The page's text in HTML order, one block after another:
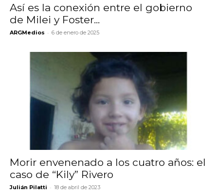
Así es la conexión entre el gobierno
de Milei y Foster...
ARGMedios - 6 de enero de 2025
Morir envenenado a los cuatro años: el
caso de “Kily” Rivero
Julián Pilatti - 18 de abril de 2023